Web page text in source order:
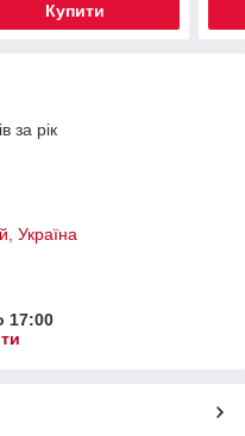
Купити
за рік
Україна
17:00